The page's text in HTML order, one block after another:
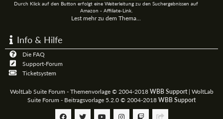
Durch Klick auf den Button erfolgt eine Weiterleitung zu den Suchergebnissen auf
Amazon - Affiliate-Link.
Lest mehr zu dem Thema...
Info & Hilfe
Die FAQ
Support-Forum
Ticketsystem
WoltLab Suite Forum - Themenvorlage © 2004-2018 WBB Support| WoltLab
Suite Forum - Beitragsvorlage 5.2.0 © 2004-2018 WBB Support